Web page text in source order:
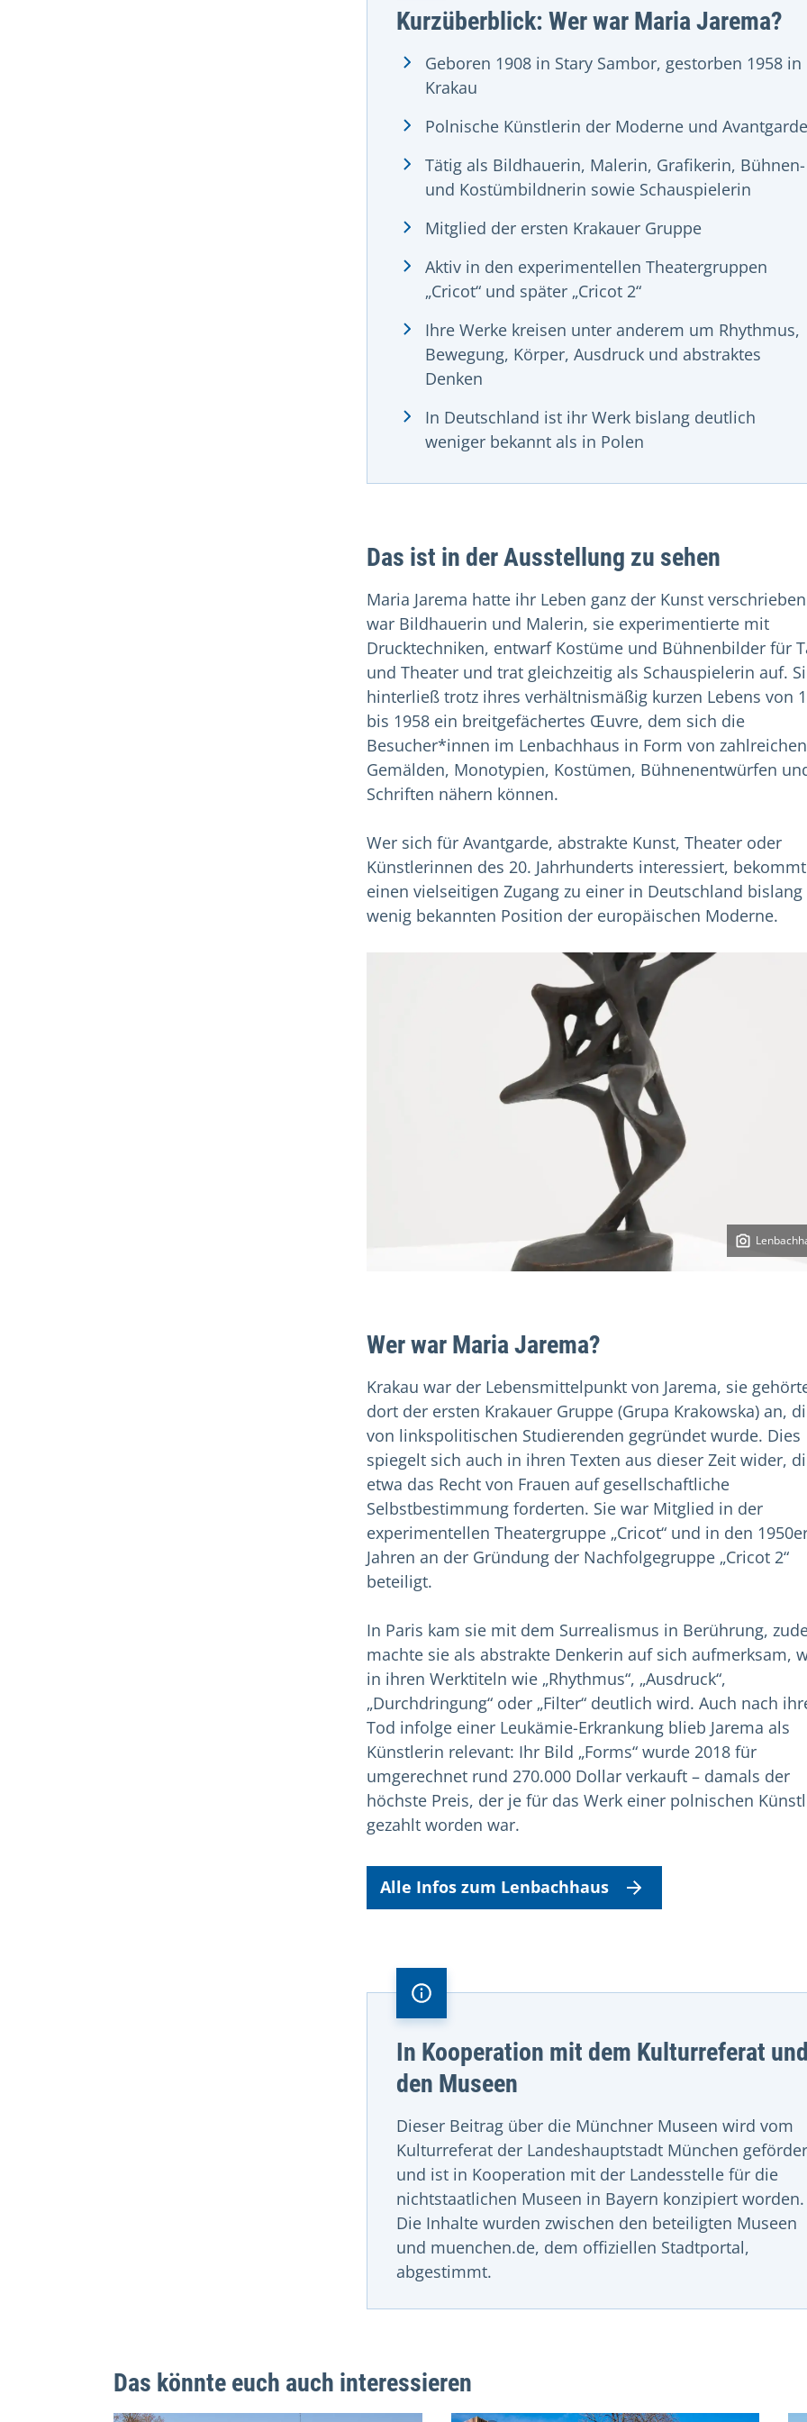
Kurzüberblick: Wer war Maria Jarema?
Geboren 1908 in Stary Sambor, gestorben 1958 in
Krakau
Polnische Künstlerin der Moderne und Avantgarde
Tätig als Bildhauerin, Malerin, Grafikerin, Bühnen-
und Kostümbildnerin sowie Schauspielerin
Mitglied der ersten Krakauer Gruppe
Aktiv in den experimentellen Theatergruppen
„Cricot“ und später „Cricot 2“
Ihre Werke kreisen unter anderem um Rhythmus,
Bewegung, Körper, Ausdruck und abstraktes
Denken
In Deutschland ist ihr Werk bislang deutlich
weniger bekannt als in Polen
Das ist in der Ausstellung zu sehen
Maria Jarema hatte ihr Leben ganz der Kunst
war Bildhauerin und Malerin, sie experimentierte mit
Drucktechniken, entwarf Kostüme und Bühnenbilder für
und Theater und trat gleichzeitig als Schauspielerin auf.
hinterließ trotz ihres verhältnismäßig kurzen Lebens von
bis 1958 ein breitgefächertes Œuvre, dem sich die
Besucher*innen im Lenbachhaus in Form von zahlreichen
Gemälden, Monotypien, Kostümen, Bühnenentwürfen
Schriften nähern können.
Wer sich für Avantgarde, abstrakte Kunst, Theater oder
Künstlerinnen des 20. Jahrhunderts interessiert,
einen vielseitigen Zugang zu einer in Deutschland bislang
wenig bekannten Position der europäischen Moderne.
Wer war Maria Jarema?
Krakau war der Lebensmittelpunkt von Jarema, sie
dort der ersten Krakauer Gruppe (Grupa Krakowska) an,
von linkspolitischen Studierenden gegründet wurde. Dies
spiegelt sich auch in ihren Texten aus dieser Zeit wider,
etwa das Recht von Frauen auf gesellschaftliche
Selbstbestimmung forderten. Sie war Mitglied in der
experimentellen Theatergruppe „Cricot“ und in den
Jahren an der Gründung der Nachfolgegruppe „Cricot 2“
beteiligt.
In Paris kam sie mit dem Surrealismus in Berührung,
machte sie als abstrakte Denkerin auf sich aufmerksam,
in ihren Werktiteln wie „Rhythmus“, „Ausdruck“,
„Durchdringung“ oder „Filter“ deutlich wird. Auch nach
Tod infolge einer Leukämie-Erkrankung blieb Jarema als
Künstlerin relevant: Ihr Bild „Forms“ wurde 2018 für
umgerechnet rund 270.000 Dollar verkauft – damals der
höchste Preis, der je für das Werk einer polnischen
gezahlt worden war.
Alle Infos zum Lenbachhaus
In Kooperation mit dem Kulturreferat
den Museen
Dieser Beitrag über die Münchner Museen wird vom
Kulturreferat der Landeshauptstadt München
und ist in Kooperation mit der Landesstelle für die
nichtstaatlichen Museen in Bayern konzipiert worden.
Die Inhalte wurden zwischen den beteiligten Museen
und muenchen.de, dem offiziellen Stadtportal,
abgestimmt.
Das könnte euch auch interessieren